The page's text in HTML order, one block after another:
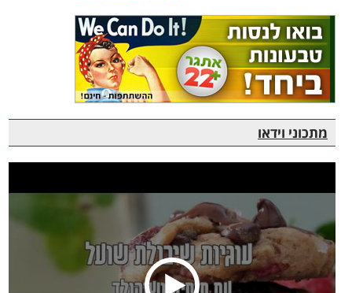
מתכוני וידאו